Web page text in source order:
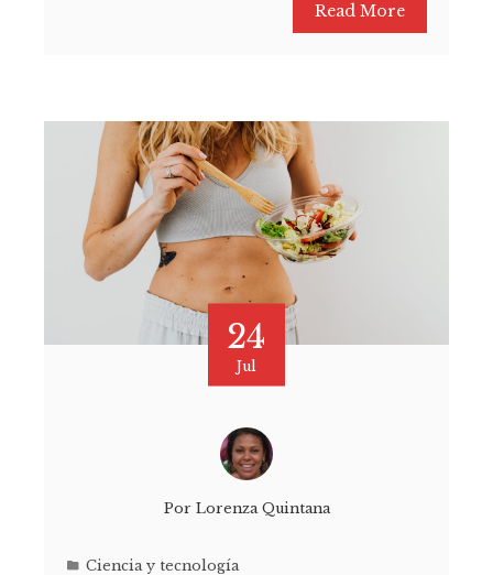
Read More
24
Jul
Por Lorenza Quintana
Ciencia y tecnología